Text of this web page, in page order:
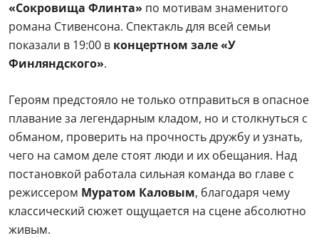
«Сокровища Флинта» по мотивам знаменитого
романа Стивенсона. Спектакль для всей семьи
показали в 19:00 в концертном зале «У
Финляндского».
Героям предстояло не только отправиться в опасное
плавание за легендарным кладом, но и столкнуться с
обманом, проверить на прочность дружбу и узнать,
чего на самом деле стоят люди и их обещания. Над
постановкой работала сильная команда во главе с
режиссером Муратом Каловым, благодаря чему
классический сюжет ощущается на сцене абсолютно
живым.